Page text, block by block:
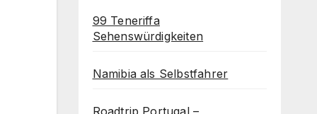
99 Teneriffa
Sehenswürdigkeiten
Namibia als Selbstfahrer